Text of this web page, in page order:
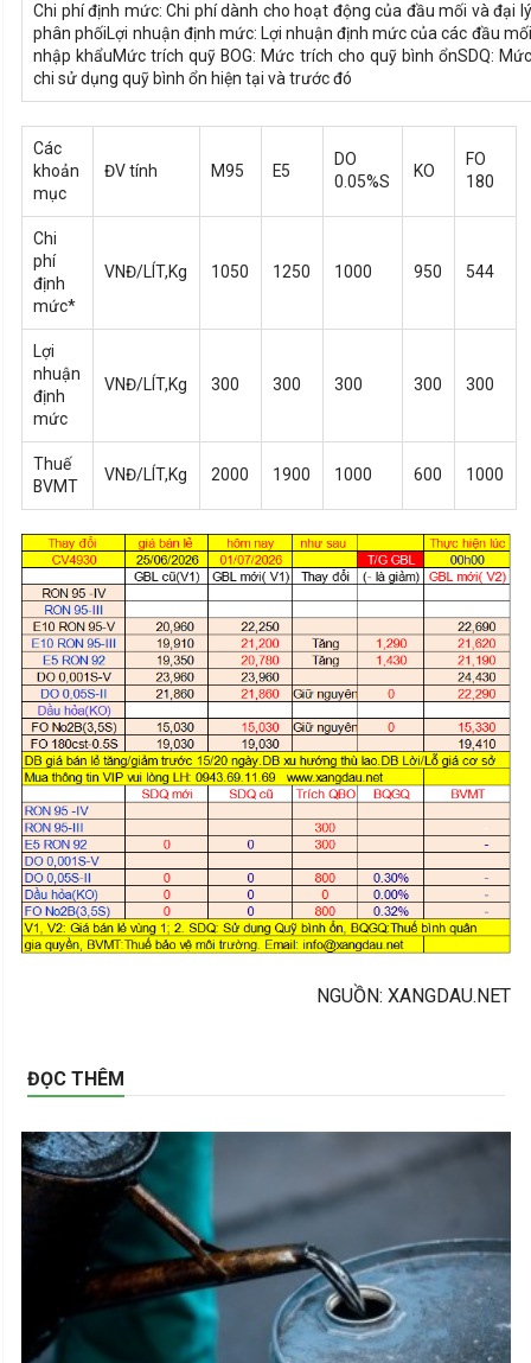
Chi phí định mức: Chi phí dành cho hoạt động của đầu mối và đại lý
phân phốiLợi nhuận định mức: Lợi nhuận định mức của các đầu mối
nhập khẩuMức trích quỹ BOG: Mức trích cho quỹ bình ổnSDQ: Mức
chi sử dụng quỹ bình ổn hiện tại và trước đó
Các
khoản
mục
ĐV tính M95 E5
DO
0.05%S
KO
FO
180
Chi
phí
định
mức*
VNĐ/LÍT,Kg 1050 1250 1000 950 544
Lợi
nhuận
định
mức
VNĐ/LÍT,Kg 300 300 300 300 300
Thuế
BVMT
VNĐ/LÍT,Kg 2000 1900 1000 600 1000
NGUỒN: XANGDAU.NET
ĐỌC THÊM